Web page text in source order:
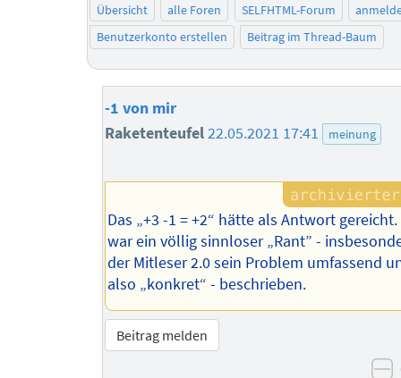
Übersicht alle Foren SELFHTML-Forum
Benutzerkonto erstellen
Beitrag im Thread-Baum
-1 von mir
Raketenteufel22.05.2021 17:41 meinung
Das „+3 -1 = +2“ hätte als Antwort gereicht.
war ein völlig sinnloser „Rant” -
der Mitleser 2.0 sein Problem umfassend
also „konkret“ - beschrieben.
Beitrag melden